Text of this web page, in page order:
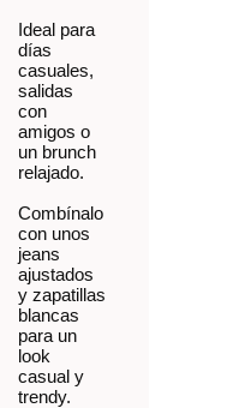
Ideal para
días
casuales,
salidas
con
amigos o
un brunch
relajado.
Combínalo
con unos
jeans
ajustados
y zapatillas
blancas
para un
look
casual y
trendy.